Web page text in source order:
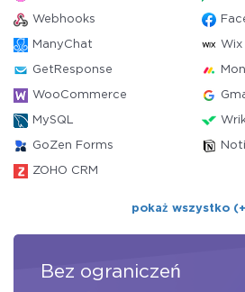
Webhooks
ManyChat Wix
GetResponse
WooCommerce
MySQL
GoZen Forms
ZOHO CRM
pokaż wszystko
Bez ograniczeń